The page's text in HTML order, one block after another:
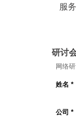
服
研讨